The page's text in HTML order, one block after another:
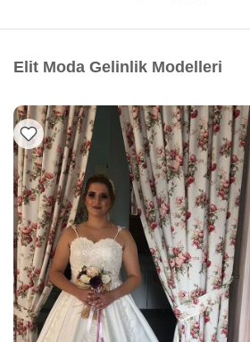
Elit Moda Gelinlik Modelleri